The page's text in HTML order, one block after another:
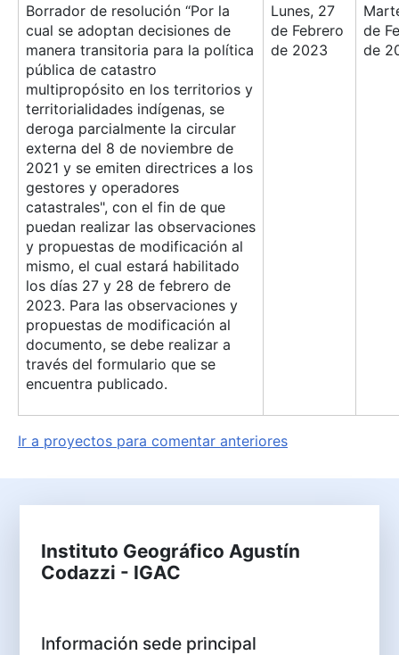
Borrador de resolución “Por la
cual se adoptan decisiones de
manera transitoria para la política
pública de catastro
multipropósito en los territorios y
territorialidades indígenas, se
deroga parcialmente la circular
externa del 8 de noviembre de
2021 y se emiten directrices a los
gestores y operadores
catastrales", con el fin de que
puedan realizar las observaciones
y propuestas de modificación al
mismo, el cual estará habilitado
los días 27 y 28 de febrero de
2023. Para las observaciones y
propuestas de modificación al
documento, se debe realizar a
través del formulario que se
encuentra publicado.
Lunes, 27
de Febrero
de 2023
de
de
Ir a proyectos para comentar anteriores
Instituto Geográfico Agustín
Codazzi - IGAC
Información sede principal